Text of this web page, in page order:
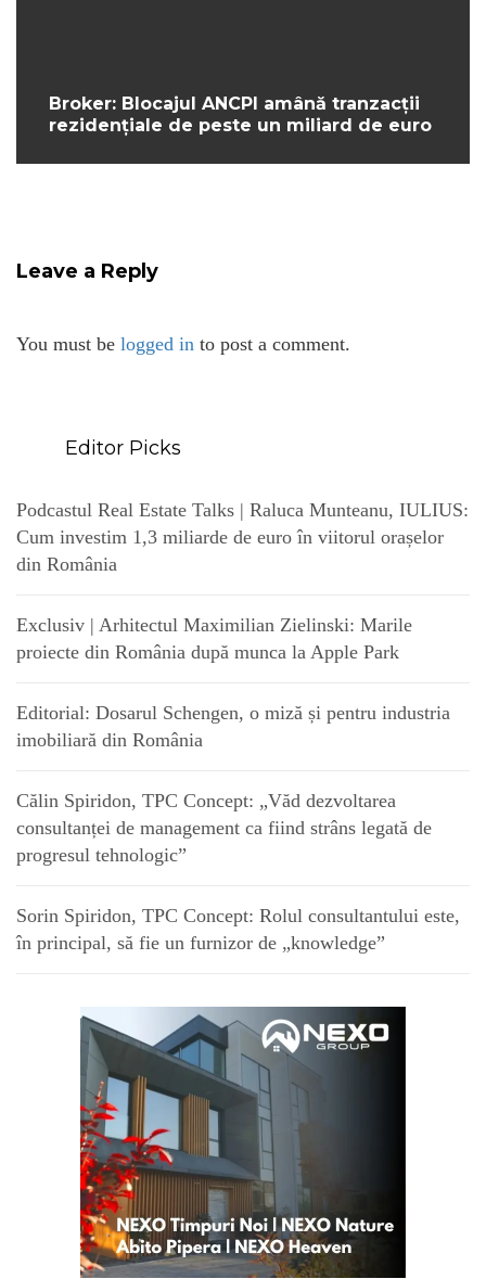
Broker: Blocajul ANCPI amână tranzacții
rezidențiale de peste un miliard de euro
Leave a Reply
You must be logged in to post a comment.
Editor Picks
Podcastul Real Estate Talks | Raluca Munteanu, IULIUS:
Cum investim 1,3 miliarde de euro în viitorul orașelor
din România
Exclusiv | Arhitectul Maximilian Zielinski: Marile
proiecte din România după munca la Apple Park
Editorial: Dosarul Schengen, o miză și pentru industria
imobiliară din România
Călin Spiridon, TPC Concept: „Văd dezvoltarea
consultanței de management ca fiind strâns legată de
progresul tehnologic”
Sorin Spiridon, TPC Concept: Rolul consultantului este,
în principal, să fie un furnizor de „knowledge”